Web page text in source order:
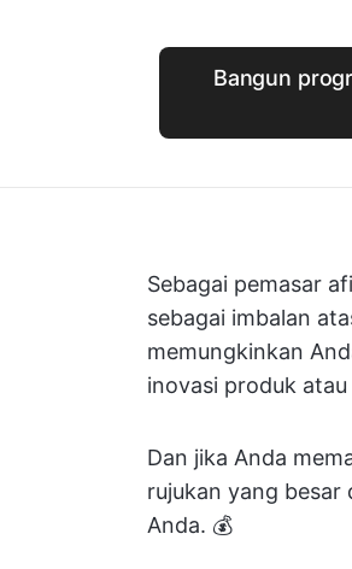
Bangun
Sebagai pemasar
sebagai imbalan
memungkinkan
inovasi produk
Dan jika Anda
rujukan yang
Anda. 💰